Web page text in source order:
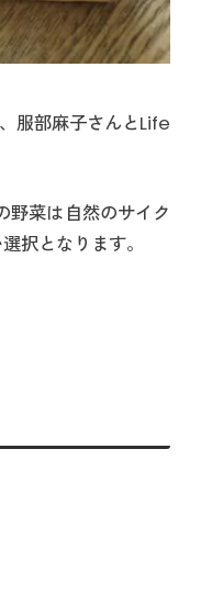
服部麻子さんとLife
野菜は自然のサイク
択となります。